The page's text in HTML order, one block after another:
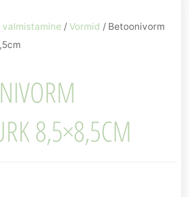
valmistamine /Vormid / Betoonivorm
8,5×8,5CM